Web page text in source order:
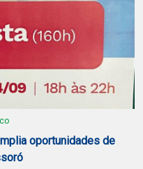
oportunidades de